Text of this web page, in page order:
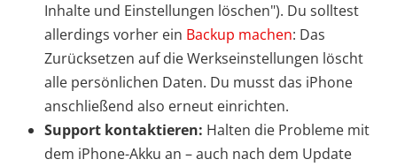
Inhalte und Einstellungen löschen"). Du solltest
allerdings vorher ein Backup machen: Das
Zurücksetzen auf die Werkseinstellungen löscht
alle persönlichen Daten. Du musst das iPhone
anschließend also erneut einrichten.
Support kontaktieren: Halten die Probleme mit
dem iPhone-Akku an – auch nach dem Update